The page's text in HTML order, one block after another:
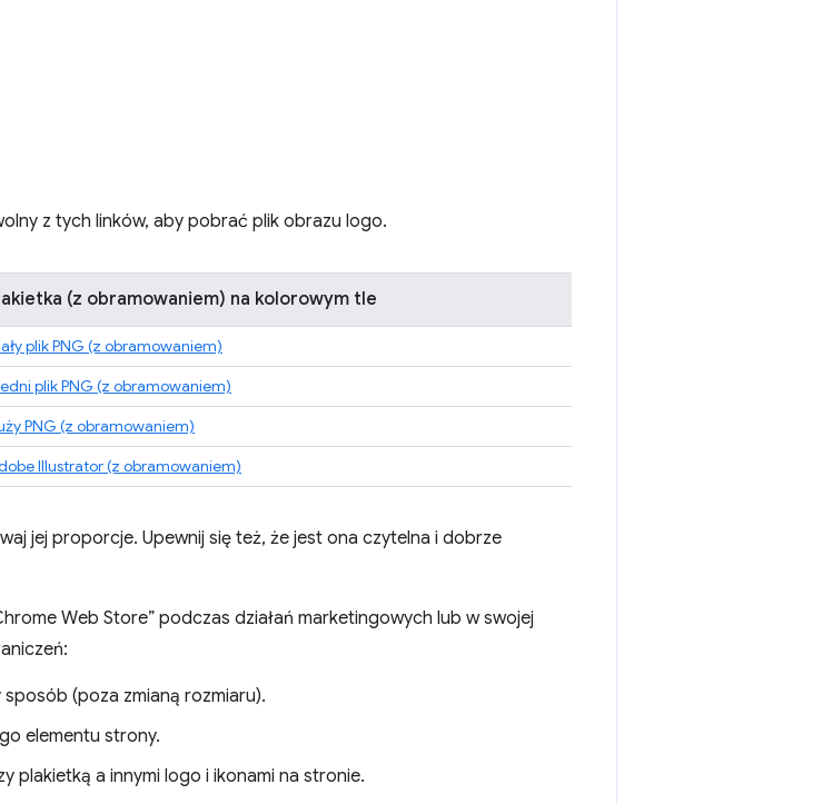
z tych linków, aby pobrać plik obrazu logo.
(z obramowaniem) na kolorowym tle
plik PNG (z obramowaniem)
plik PNG (z obramowaniem)
PNG (z obramowaniem)
Illustrator (z obramowaniem)
jej proporcje. Upewnij się też, że jest ona czytelna i dobrze
Web Store” podczas działań marketingowych lub w swojej
(poza zmianą rozmiaru).
elementu strony.
plakietką a innymi logo i ikonami na stronie.